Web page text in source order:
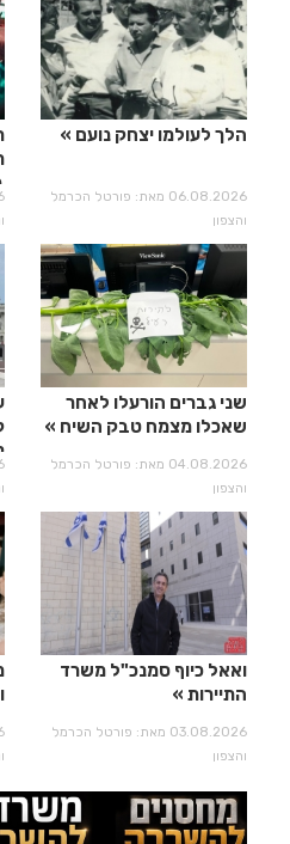
הלך לעולמו יצחק נועם
06.08.2026 מאת: פורטל הכרמל
והצפון
שני גברים הורעלו לאחר
שאכלו מצמח טבק השיח
04.08.2026 מאת: פורטל הכרמל
והצפון
ואאל כיוף סמנכ"ל משרד
התיירות
03.08.2026 מאת: פורטל הכרמל
והצפון